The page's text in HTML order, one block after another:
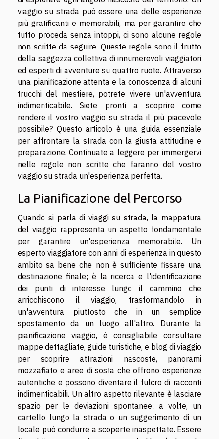
viaggio su strada può essere una delle esperienze
più gratificanti e memorabili, ma per garantire che
tutto proceda senza intoppi, ci sono alcune regole
non scritte da seguire. Queste regole sono il frutto
della saggezza collettiva di innumerevoli viaggiatori
ed esperti di avventure su quattro ruote. Attraverso
una pianificazione attenta e la conoscenza di alcuni
trucchi del mestiere, potrete vivere un'avventura
indimenticabile. Siete pronti a scoprire come
rendere il vostro viaggio su strada il più piacevole
possibile? Questo articolo è una guida essenziale
per affrontare la strada con la giusta attitudine e
preparazione. Continuate a leggere per immergervi
nelle regole non scritte che faranno del vostro
viaggio su strada un'esperienza perfetta.
La Pianificazione del Percorso
Quando si parla di viaggi su strada, la mappatura
del viaggio rappresenta un aspetto fondamentale
per garantire un'esperienza memorabile. Un
esperto viaggiatore con anni di esperienza in questo
ambito sa bene che non è sufficiente fissare una
destinazione finale; è la ricerca e l'identificazione
dei punti di interesse lungo il cammino che
arricchiscono il viaggio, trasformandolo in
un'avventura piuttosto che in un semplice
spostamento da un luogo all'altro. Durante la
pianificazione viaggio, è consigliabile consultare
mappe dettagliate, guide turistiche, e blog di viaggio
per scoprire attrazioni nascoste, panorami
mozzafiato e aree di sosta che offrono esperienze
autentiche e possono diventare il fulcro di racconti
indimenticabili. Un altro aspetto rilevante è lasciare
spazio per le deviazioni spontanee; a volte, un
cartello lungo la strada o un suggerimento di un
locale può condurre a scoperte inaspettate. Essere